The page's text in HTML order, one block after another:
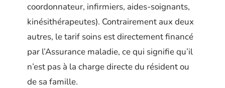
coordonnateur, infirmiers, aides-soignants,
kinésithérapeutes). Contrairement aux deux
autres, le tarif soins est directement financé
par l’Assurance maladie, ce qui signifie qu’il
n’est pas à la charge directe du résident ou
de sa famille.